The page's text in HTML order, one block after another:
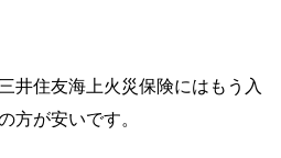
井住友海上火災保険にはもう入
方が安いです。